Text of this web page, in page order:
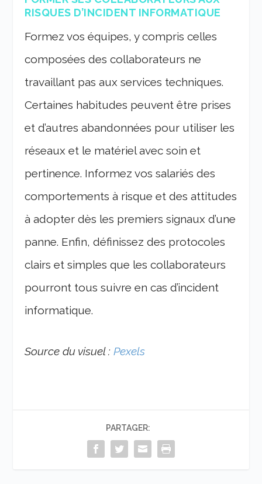
RISQUES D’INCIDENT INFORMATIQUE
Formez vos équipes, y compris celles
composées des collaborateurs ne
travaillant pas aux services techniques.
Certaines habitudes peuvent être prises
et d’autres abandonnées pour utiliser les
réseaux et le matériel avec soin et
pertinence. Informez vos salariés des
comportements à risque et des attitudes
à adopter dès les premiers signaux d’une
panne. Enfin, définissez des protocoles
clairs et simples que les collaborateurs
pourront tous suivre en cas d’incident
informatique.
Source du visuel :Pexels
PARTAGER: